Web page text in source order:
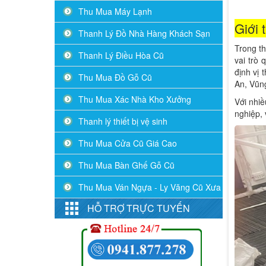
Thu Mua Máy Lạnh
Thanh Lý Đồ Nhà Hàng Khách Sạn
Thanh Lý Điều Hòa Cũ
Thu Mua Đồ Gỗ Cũ
Thu Mua Xác Nhà Kho Xưởng
Thanh lý thiết bị vệ sinh
Thu Mua Cửa Cũ Giá Cao
Thu Mua Bàn Ghế Gỗ Cũ
Thu Mua Ván Ngựa - Ly Văng Cũ Xưa
HỖ TRỢ TRỰC TUYẾN
Giới
Trong
vai trò
định vị
An,
Với